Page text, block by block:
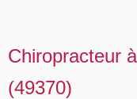
Chiropracteur
(49370)